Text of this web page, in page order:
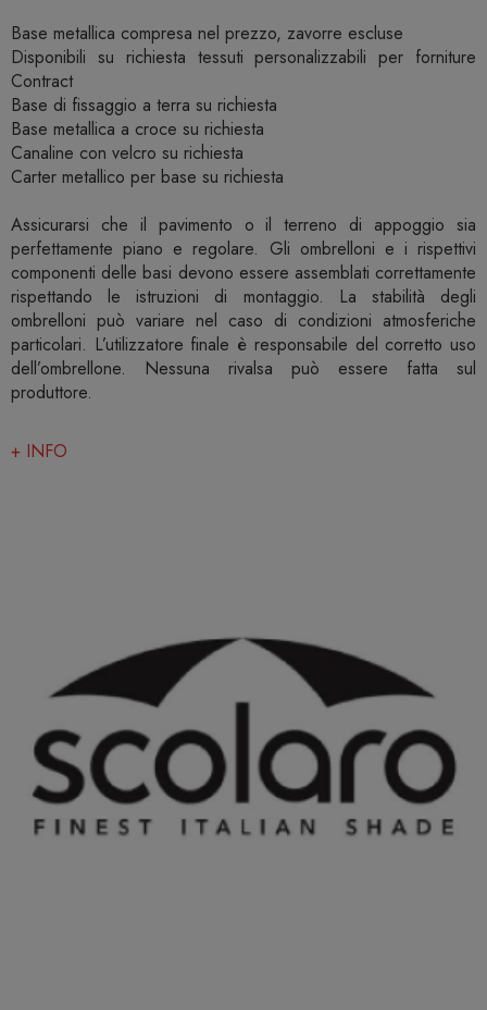
Base metallica compresa nel prezzo, zavorre escluse
Disponibili su richiesta tessuti personalizzabili per forniture
Contract
Base di fissaggio a terra su richiesta
Base metallica a croce su richiesta
Canaline con velcro su richiesta
Carter metallico per base su richiesta
Assicurarsi che il pavimento o il terreno di appoggio sia
perfettamente piano e regolare. Gli ombrelloni e i rispettivi
componenti delle basi devono essere assemblati correttamente
rispettando le istruzioni di montaggio. La stabilità degli
ombrelloni può variare nel caso di condizioni atmosferiche
particolari. L’utilizzatore finale è responsabile del corretto uso
dell’ombrellone. Nessuna rivalsa può essere fatta sul
produttore.
+ INFO